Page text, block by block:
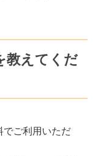
教えてくだ
でご利用いただ